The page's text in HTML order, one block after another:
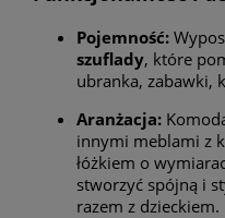
Pojemność:
szuflady, które
ubranka, zabawki,
Aranżacja:
innymi meblami z
łóżkiem o
stworzyć spójną i
razem z dzieckiem.